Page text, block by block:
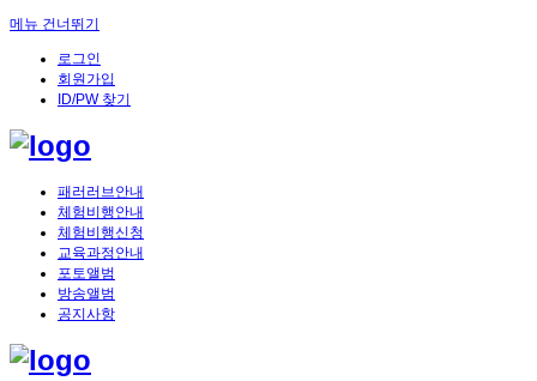
메뉴 건너뛰기
로그인
회원가입
ID/PW 찾기
패러러브안내
체험비행안내
체험비행신청
교육과정안내
포토앨범
방송앨범
공지사항